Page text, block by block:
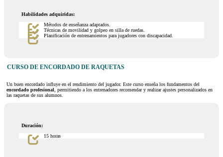
Habilidades adquiridas:
Métodos de enseñanza adaptados.
Técnicas de movilidad y golpeo en silla de ruedas.
Planificación de entrenamientos para jugadores con discapacidad.
CURSO DE ENCORDADO DE RAQUETAS
Un buen encordado influye en el rendimiento del jugador. Este curso enseña los fundamentos del
encordado profesional , permitiendo a los entrenadores recomendar y realizar ajustes personalizados en
las raquetas de sus alumnos.
Duración:
15 horas